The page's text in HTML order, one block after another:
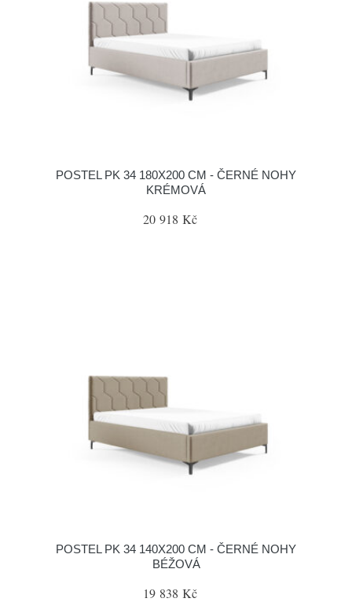
POSTEL PK 34 180X200 CM - ČERNÉ NOHY
KRÉMOVÁ
20 918 Kč
POSTEL PK 34 140X200 CM - ČERNÉ NOHY
BÉŽOVÁ
19 838 Kč